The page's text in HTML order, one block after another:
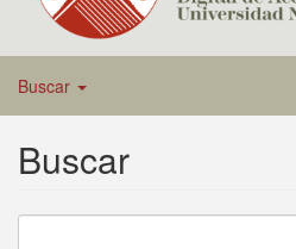
Buscar
Buscar